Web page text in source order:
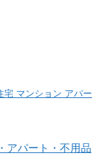
宅 マンション アパー
アパート・不用品